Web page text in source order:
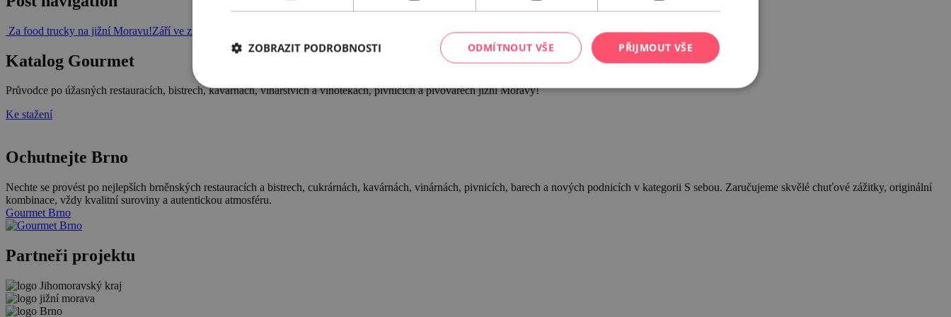
Za food trucky na jižní Moravu!Září ve znamení regionálních slavností
Katalog Gourmet
Průvodce po úžasných restauracích, bistrech, kavárnách, vinařstvích a vinotékách, pivnicích a pivovarech jižní Moravy!
Ke stažení
Ochutnejte Brno
Nechte se provést po nejlepších brněnských restauracích a bistrech, cukrárnách, kavárnách, vinárnách, pivnicích, barech a nových podnicích v kategorii S sebou. Zaručujeme skvělé chuťové zážitky, originální
kombinace, vždy kvalitní suroviny a autentickou atmosféru.
Gourmet Brno
Partneři projektu
PŘIJMOUT VŠE
ODMÍTNOUT VŠE
ZOBRAZIT PODROBNOSTI